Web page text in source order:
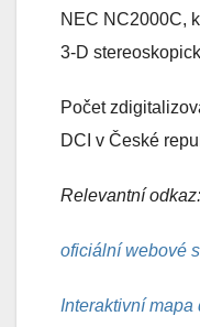
NEC NC2000C,
3-D
Počet
DCI v České
Relevantní odkaz:
oficiální webové
Interaktivní